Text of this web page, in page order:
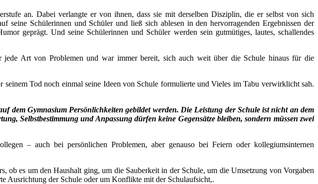
an. Dabei verlangte er von ihnen, dass sie mit derselben Disziplin, die er selbst von sich
seine Schülerinnen und Schüler und ließ sich ablesen in den hervorragenden Ergebnissen der
geprägt. Und seine Schülerinnen und Schüler werden sein gutmütiges, lautes, schallendes
jede Art von Problemen und war immer bereit, sich auch weit über die Schule hinaus für die
Tod noch einmal seine Ideen von Schule formulierte und Vieles im Tabu verwirklicht sah.
dem Gymnasium Persönlichkeiten gebildet werden. Die Leistung der Schule ist nicht an dem
Selbstbestimmung und Anpassung dürfen keine Gegensätze bleiben, sondern müssen zwei
– auch bei persönlichen Problemen, aber genauso bei Feiern oder kollegiumsinternen
ob es um den Haushalt ging, um die Sauberkeit in der Schule, um die Umsetzung von Vorgaben
Ausrichtung der Schule oder um Konflikte mit der Schulaufsicht,.